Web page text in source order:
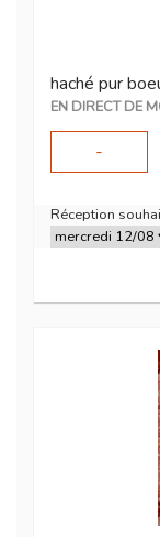
haché pur
EN DIRECT DE
-
Réception